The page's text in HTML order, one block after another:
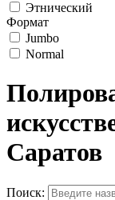
Этнический
Формат
Jumbo
Normal
Саратов
Поиск: